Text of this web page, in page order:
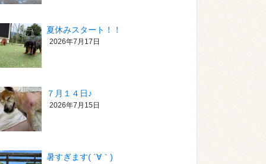
夏休みスタート！！
2026年7月17日
７月１４日♪
2026年7月15日
暑すぎます( ´∀｀)